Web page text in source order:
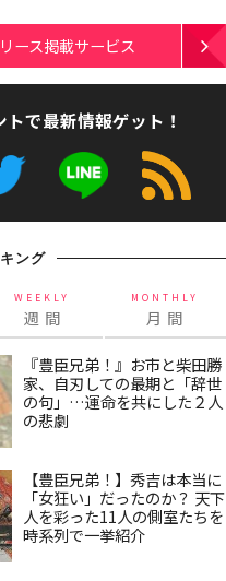
ース掲載サービス
で最新情報ゲット！
ング
WEEKLY
週 間
MONTHLY
月 間
『豊臣兄弟！』お市と柴田勝
家、自刃しての最期と「辞世
の句」…運命を共にした２人
の悲劇
【豊臣兄弟！】秀吉は本当に
「女狂い」だったのか？ 天下
人を彩った11人の側室たちを
時系列で一挙紹介